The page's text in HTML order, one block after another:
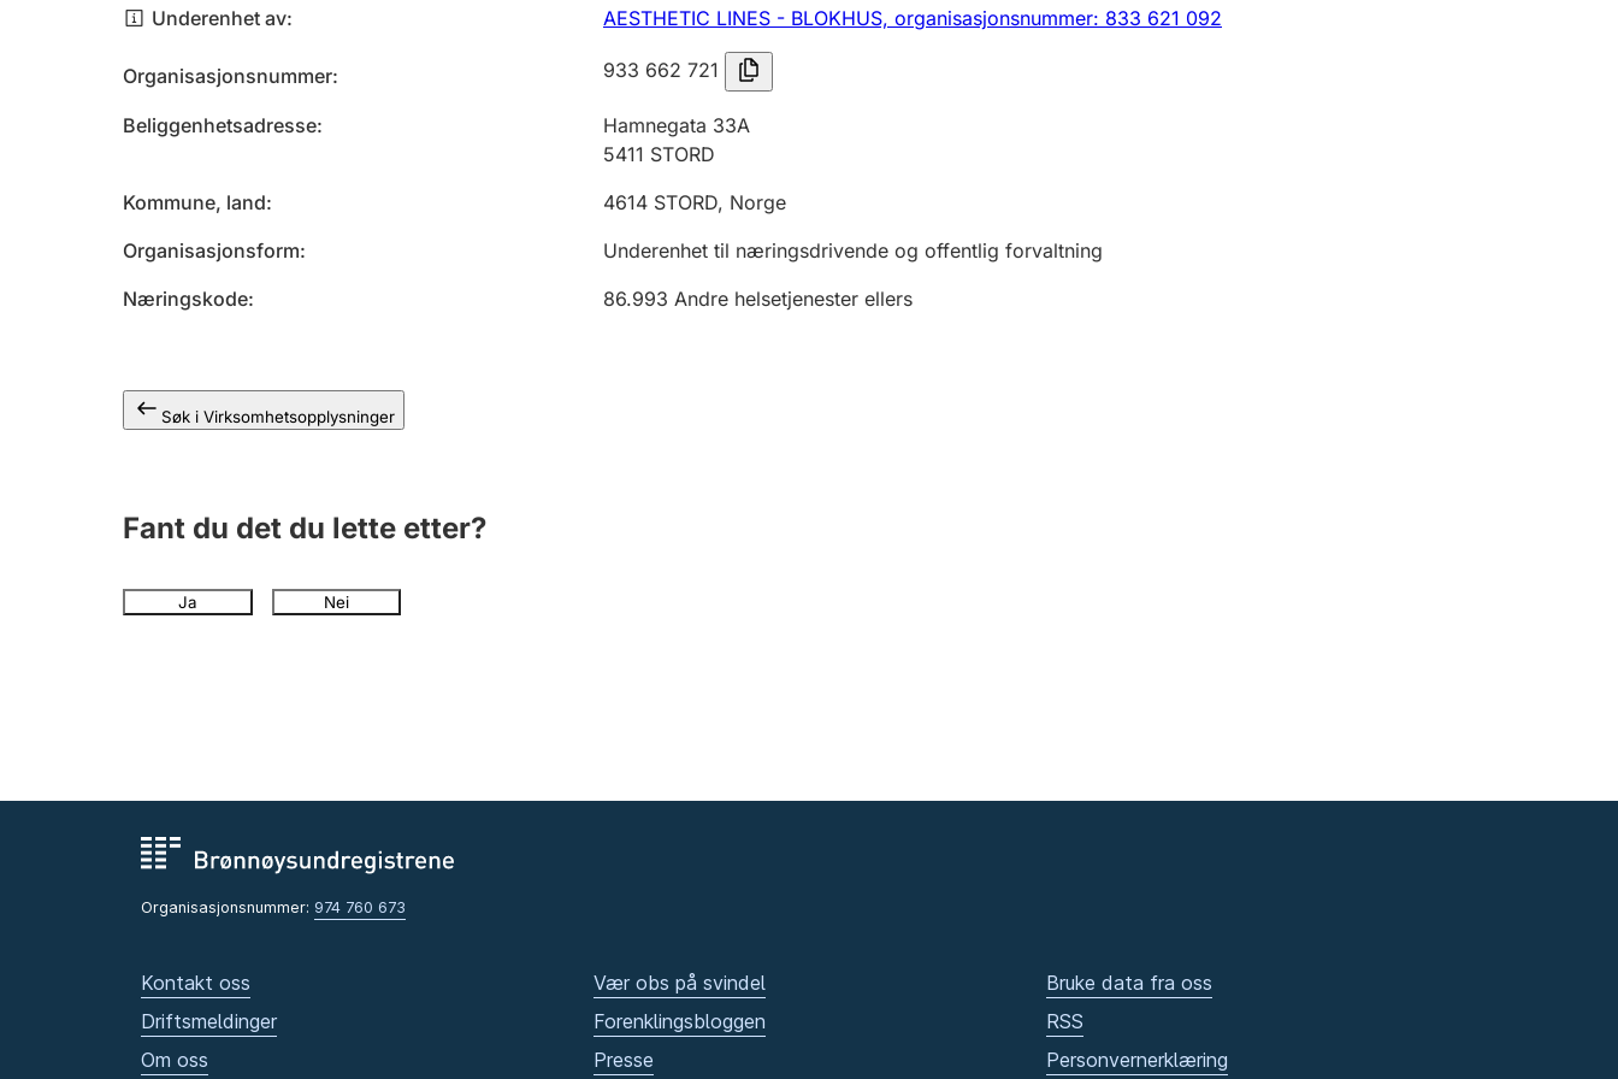
Underenhet av AESTHETIC LINES - BLOKHUS, organisasjonsnummer: 833 621 092
Organisasjonsnummer 933 662 721
Beliggenhetsadresse
Hamnegata 33A
5411 STORD
Kommune, land
4614 STORD, Norge
Organisasjonsform
Underenhet til næringsdrivende og offentlig forvaltning
Næringskode
86.993 Andre helsetjenester ellers
Søk i Virksomhetsopplysninger
Fant du det du lette etter?
Ja Nei
Organisasjonsnummer: 974 760 673
Kontakt oss
Driftsmeldinger
Om oss
Vær obs på svindel
Forenklingsbloggen
Presse
Bruke data fra oss
RSS
Personvernerklæring